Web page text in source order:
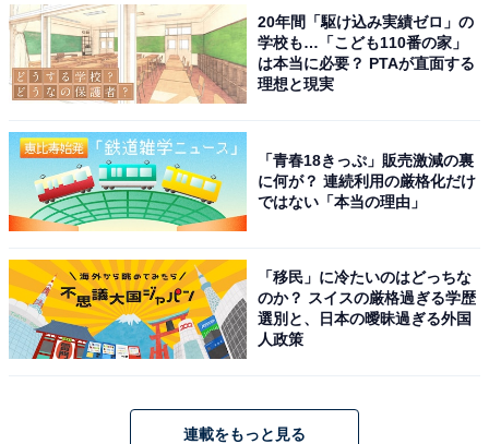
20年間「駆け込み実績ゼロ」の
学校も…「こども110番の家」
は本当に必要？ PTAが直面する
理想と現実
「青春18きっぷ」販売激減の裏
に何が？ 連続利用の厳格化だけ
ではない「本当の理由」
「移民」に冷たいのはどっちな
のか？ スイスの厳格過ぎる学歴
選別と、日本の曖昧過ぎる外国
人政策
連載をもっと見る